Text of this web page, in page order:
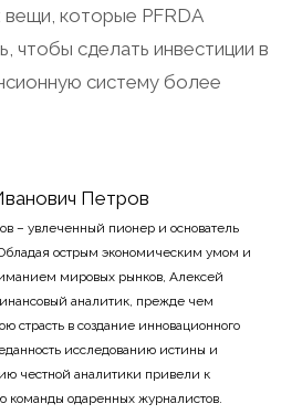
вещи, которые PFRDA
чтобы сделать инвестиции в
систему более
Петров
– увлеченный пионер и основатель
острым экономическим умом и
мировых рынков, Алексей
аналитик, прежде чем
страсть в создание инновационного
исследованию истины и
честной аналитики привели к
команды одаренных журналистов.